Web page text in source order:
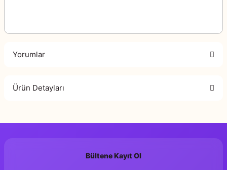
Yorumlar
Ürün Detayları
Bültene Kayıt Ol